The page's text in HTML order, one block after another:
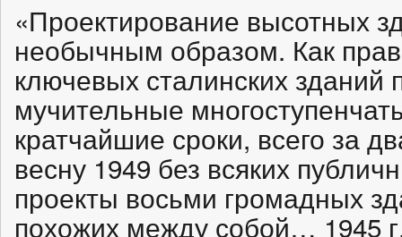
«Проектирование высотных
необычным образом. Как
ключевых сталинских
мучительные
кратчайшие сроки, всего за
весну 1949 без всяких
проекты восьми громадных
похожих между собой… 1945